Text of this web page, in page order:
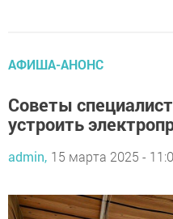
АФИША-АНОНС
Советы
устроить
admin, 15 марта 2025 -